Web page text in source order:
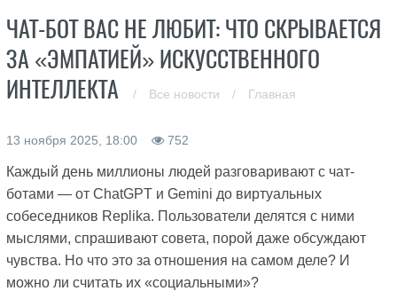
ЧАТ-БОТ ВАС НЕ ЛЮБИТ: ЧТО СКРЫВАЕТСЯ
ЗА «ЭМПАТИЕЙ» ИСКУССТВЕННОГО
ИНТЕЛЛЕКТА
/ Все новости / Главная
13 ноября 2025, 18:00 752
Каждый день миллионы людей разговаривают с чат-
ботами — от ChatGPT и Gemini до виртуальных
собеседников Replika. Пользователи делятся с ними
мыслями, спрашивают совета, порой даже обсуждают
чувства. Но что это за отношения на самом деле? И
можно ли считать их «социальными»?